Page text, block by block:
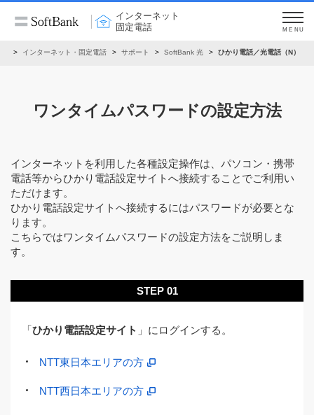
インターネット
固定電話
MENU
インターネット・固定電話 サポート SoftBank 光 ひかり電話／光電話（N）
ワンタイムパスワードの設定方法
インターネットを利用した各種設定操作は、パソコン・携帯
電話等からひかり電話設定サイトへ接続することでご利用い
ただけます。
ひかり電話設定サイトへ接続するにはパスワードが必要とな
ります。
こちらではワンタイムパスワードの設定方法をご説明しま
す。
STEP 01
「ひかり電話設定サイト 」にログインする。
NTT東日本エリアの方
NTT西日本エリアの方